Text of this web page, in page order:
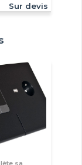
Sur devis
sa